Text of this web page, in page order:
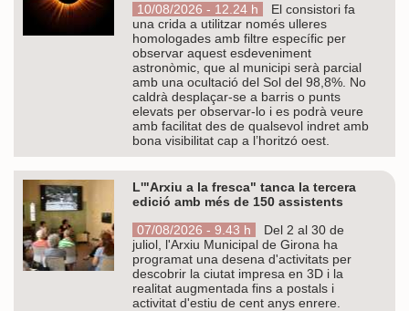
10/08/2026 - 12.24 h
El consistori fa
una crida a utilitzar només ulleres
homologades amb filtre específic per
observar aquest esdeveniment
astronòmic, que al municipi serà parcial
amb una ocultació del Sol del 98,8%. No
caldrà desplaçar-se a barris o punts
elevats per observar-lo i es podrà veure
amb facilitat des de qualsevol indret amb
bona visibilitat cap a l’horitzó oest.
L'"Arxiu a la fresca" tanca la tercera
edició amb més de 150 assistents
07/08/2026 - 9.43 h
Del 2 al 30 de
juliol, l'Arxiu Municipal de Girona ha
programat una desena d'activitats per
descobrir la ciutat impresa en 3D i la
realitat augmentada fins a postals i
activitat d'estiu de cent anys enrere.